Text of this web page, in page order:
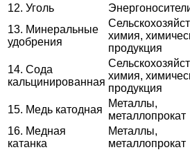
12. Уголь
13. Минеральные
удобрения
химия,
продукция
14. Сода
кальцинированная
химия,
продукция
15. Медь катодная
Металлы,
металлопрокат
16. Медная
катанка
Металлы,
металлопрокат